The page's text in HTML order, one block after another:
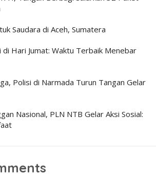
Saudara di Aceh, Sumatera
Hari Jumat: Waktu Terbaik Menebar
Polisi di Narmada Turun Tangan Gelar
Nasional, PLN NTB Gelar Aksi Sosial: